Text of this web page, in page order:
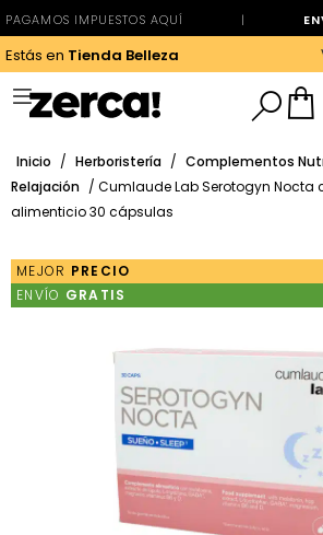
PAGAMOS IMPUESTOS AQUÍ |
Estás en Tienda Belleza
Inicio / Herboristería / Complementos
Relajación / Cumlaude Lab Serotogyn Nocta
alimenticio 30 cápsulas
MEJOR PRECIO
ENVÍO GRATIS